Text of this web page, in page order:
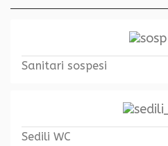
Sanitari sospesi
Sedili WC